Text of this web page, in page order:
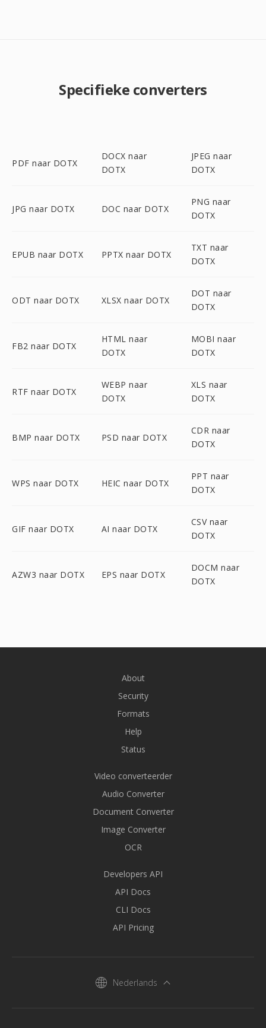
Specifieke converters
PDF naar DOTX
DOCX naar
DOTX
JPEG naar
DOTX
JPG naar DOTX DOC naar DOTX
PNG naar
DOTX
EPUB naar DOTX PPTX naar DOTX
TXT naar
DOTX
ODT naar DOTX XLSX naar DOTX
DOT naar
DOTX
FB2 naar DOTX
HTML naar
DOTX
MOBI naar
DOTX
RTF naar DOTX
WEBP naar
DOTX
XLS naar
DOTX
BMP naar DOTX PSD naar DOTX
CDR naar
DOTX
WPS naar DOTX HEIC naar DOTX
PPT naar
DOTX
GIF naar DOTX AI naar DOTX
CSV naar
DOTX
AZW3 naar DOTX EPS naar DOTX
DOCM naar
DOTX
About
Security
Formats
Help
Status
Video converteerder
Audio Converter
Document Converter
Image Converter
OCR
Developers API
API Docs
CLI Docs
API Pricing
Nederlands